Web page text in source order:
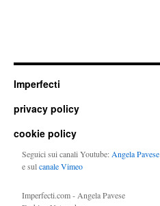
Imperfecti
privacy policy
cookie policy
Seguici sui canali Youtube: Angela Pavese
e sulcanale Vimeo
Imperfecti.com - Angela Pavese